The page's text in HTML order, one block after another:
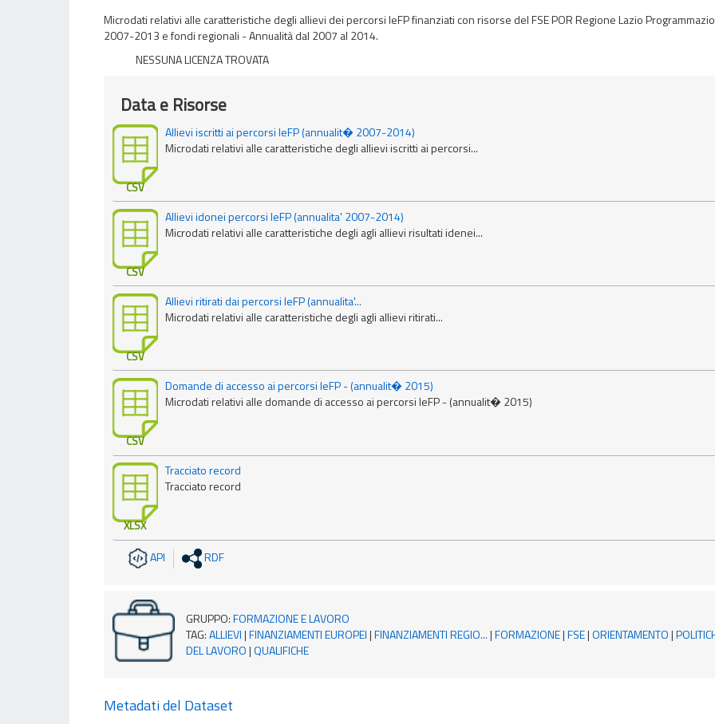
Microdati relativi alle caratteristiche degli allievi dei percorsi IeFP finanziati con risorse del FSE POR Regione Lazio
2007-2013 e fondi regionali - Annualità dal 2007 al 2014.
NESSUNA LICENZA TROVATA
Data e Risorse
CSV
Allievi iscritti ai percorsi IeFP (annualit� 2007-2014)
Microdati relativi alle caratteristiche degli allievi iscritti ai percorsi...
CSV
Allievi idonei percorsi IeFP (annualita' 2007-2014)
Microdati relativi alle caratteristiche degli agli allievi risultati idenei...
CSV
Allievi ritirati dai percorsi IeFP (annualita'...
Microdati relativi alle caratteristiche degli agli allievi ritirati...
CSV
Domande di accesso ai percorsi IeFP - (annualit� 2015)
Microdati relativi alle domande di accesso ai percorsi IeFP - (annualit� 2015)
XLSX
Tracciato record
Tracciato record
API RDF
GRUPPO:FORMAZIONE E LAVORO
TAG:ALLIEVI|FINANZIAMENTI EUROPEI|FINANZIAMENTI REGIO...|FORMAZIONE|FSE|ORIENTAMENTO|
DEL LAVORO|QUALIFICHE
Metadati del Dataset